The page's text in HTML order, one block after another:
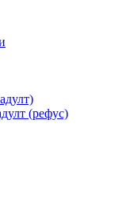
(рефус)